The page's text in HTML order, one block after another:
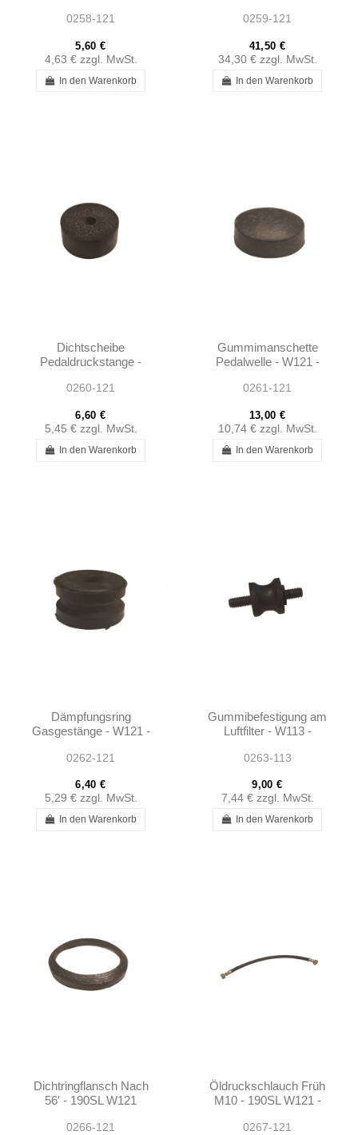
0258-121
5,60 €
4,63 € zzgl. MwSt.
In den Warenkorb
0259-121
41,50 €
34,30 € zzgl. MwSt.
In den Warenkorb
Dichtscheibe
Pedaldruckstange -
0260-121
6,60 €
5,45 € zzgl. MwSt.
In den Warenkorb
Gummimanschette
Pedalwelle - W121 -
0261-121
13,00 €
10,74 € zzgl. MwSt.
In den Warenkorb
Dämpfungsring
Gasgestänge - W121 -
0262-121
6,40 €
5,29 € zzgl. MwSt.
In den Warenkorb
Gummibefestigung am
Luftfilter - W113 -
0263-113
9,00 €
7,44 € zzgl. MwSt.
In den Warenkorb
Dichtringflansch Nach
56' - 190SL W121
0266-121
Öldruckschlauch Früh
M10 - 190SL W121 -
0267-121